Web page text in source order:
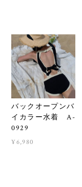
バックオープンバ
イカラー水着 A-
0929
¥6,980